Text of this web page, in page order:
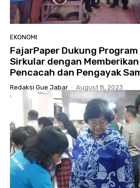
EKONOMI
FajarPaper Dukung Program
Sirkular dengan Memberikan
Pencacah dan Pengayak
Redaksi Gue Jabar - August 8, 2023